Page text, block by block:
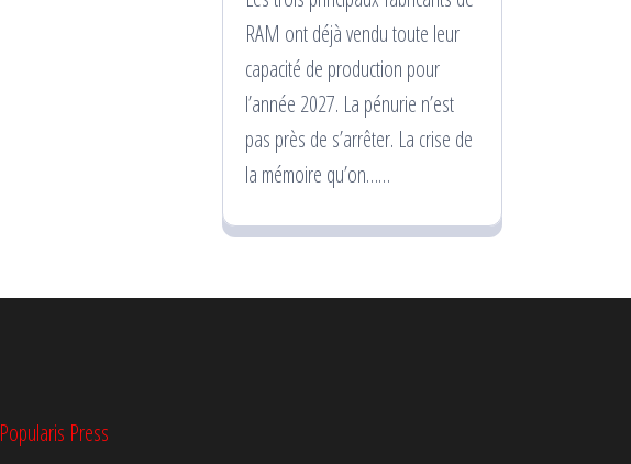
RAM ont déjà vendu toute leur
capacité de production pour
l’année 2027. La pénurie n’est
pas près de s’arrêter. La crise de
la mémoire qu’on……
Popularis Press